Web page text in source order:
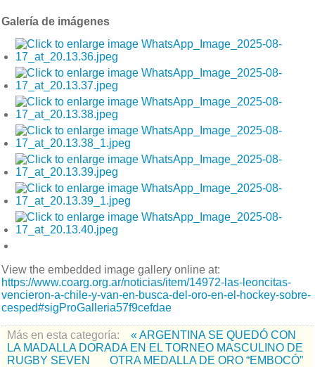
Galería de imágenes
View the embedded image gallery online at:
https://www.coarg.org.ar/noticias/item/14972-las-leoncitas-
vencieron-a-chile-y-van-en-busca-del-oro-en-el-hockey-sobre-
cesped#sigProGalleria57f9cefdae
Más en esta categoría:
« ARGENTINA SE QUEDÓ CON
LA MADALLA DORADA EN EL TORNEO MASCULINO DE
RUGBY SEVEN
OTRA MEDALLA DE ORO “EMBOCÓ”